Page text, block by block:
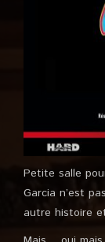
Petite salle
Garcia n’est
autre histoire